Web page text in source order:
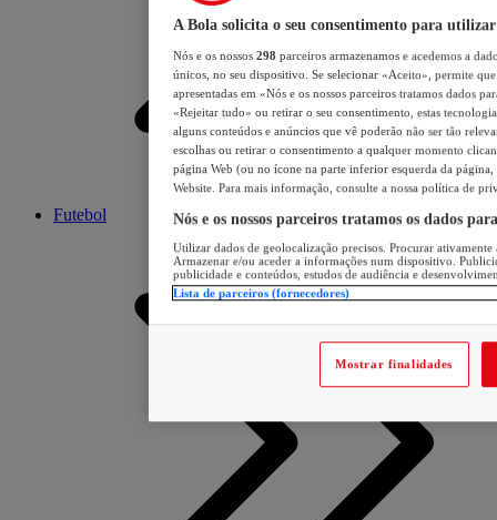
Futebol
A Bola solicita o seu consentimento para utilizar
Nós e os nossos 298 parceiros armazenamos e acedemos a
únicos, no seu dispositivo. Se selecionar «Aceito», permite
apresentadas em «Nós e os nossos parceiros tratamos dados
«Rejeitar tudo» ou retirar o seu consentimento, estas
alguns conteúdos e anúncios que vê poderão não ser tão
escolhas ou retirar o consentimento a qualquer momento
página Web (ou no ícone na parte inferior esquerda da página,
Website. Para mais informação, consulte a nossa política de
Nós e os nossos parceiros tratamos os dados
Utilizar dados de geolocalização precisos. Procurar
Armazenar e/ou aceder a informações num dispositivo.
publicidade e conteúdos, estudos de audiência e
Lista de parceiros (fornecedores)
Mostrar finalidades